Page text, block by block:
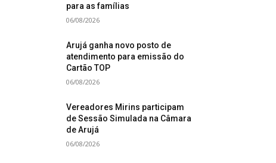
para as famílias
06/08/2026
Arujá ganha novo posto de
atendimento para emissão do
Cartão TOP
06/08/2026
Vereadores Mirins participam
de Sessão Simulada na Câmara
de Arujá
06/08/2026